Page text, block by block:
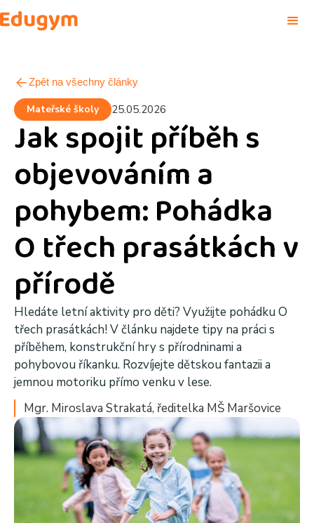
Zpět na všechny články
Mateřské školy 25.05.2026
Jak spojit příběh s
objevováním a
pohybem: Pohádka
O třech prasátkách v
přírodě
Hledáte letní aktivity pro děti? Využijte pohádku O
třech prasátkách! V článku najdete tipy na práci s
příběhem, konstrukční hry s přírodninami a
pohybovou říkanku. Rozvíjejte dětskou fantazii a
jemnou motoriku přímo venku v lese.
Mgr. Miroslava Strakatá, ředitelka MŠ Maršovice